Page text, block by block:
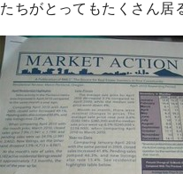
たちがとってもたくさん居